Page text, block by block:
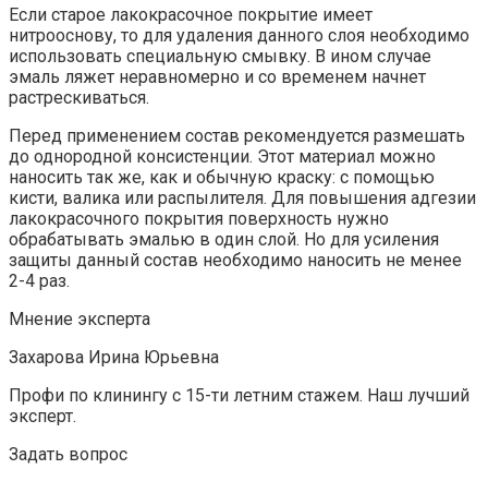
Если старое лакокрасочное покрытие имеет
нитрооснову, то для удаления данного слоя необходимо
использовать специальную смывку. В ином случае
эмаль ляжет неравномерно и со временем начнет
растрескиваться.
Перед применением состав рекомендуется размешать
до однородной консистенции. Этот материал можно
наносить так же, как и обычную краску: с помощью
кисти, валика или распылителя. Для повышения адгезии
лакокрасочного покрытия поверхность нужно
обрабатывать эмалью в один слой. Но для усиления
защиты данный состав необходимо наносить не менее
2-4 раз.
Мнение эксперта
Захарова Ирина Юрьевна
Профи по клинингу с 15-ти летним стажем. Наш лучший
эксперт.
Задать вопрос